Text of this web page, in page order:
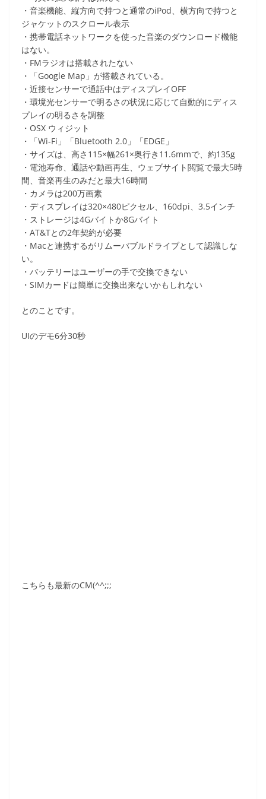
・音楽機能、縦方向で持つと通常のiPod、横方向で持つと
ジャケットのスクロール表示
・携帯電話ネットワークを使った音楽のダウンロード機能
はない。
・FMラジオは搭載されたない
・「Google Map」が搭載されている。
・近接センサーで通話中はディスプレイOFF
・環境光センサーで明るさの状況に応じて自動的にディス
プレイの明るさを調整
・OSX ウィジット
・「Wi-Fi」「Bluetooth 2.0」「EDGE」
・サイズは、高さ115×幅261×奥行き11.6mmで、約135g
・電池寿命、通話や動画再生、ウェブサイト閲覧で最大5時
間、音楽再生のみだと最大16時間
・カメラは200万画素
・ディスプレイは320×480ピクセル、160dpi、3.5インチ
・ストレージは4Gバイトか8Gバイト
・AT&Tとの2年契約が必要
・Macと連携するがリムーバブルドライブとして認識しな
い。
・バッテリーはユーザーの手で交換できない
・SIMカードは簡単に交換出来ないかもしれない
とのことです。
UIのデモ6分30秒
こちらも最新のCM(^^;;;